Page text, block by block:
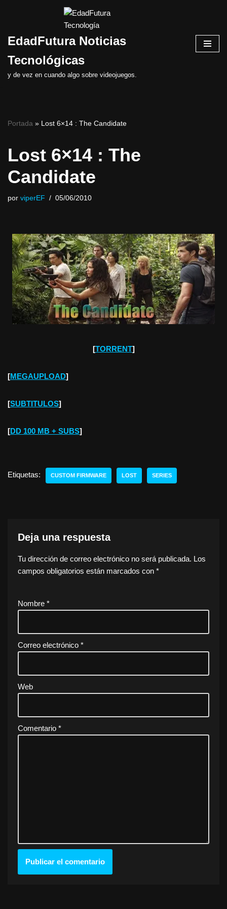
al
EdadFutura Noticias
Tecnológicas
y de vez en cuando algo sobre videojuegos.
Portada » Lost 6×14 : The Candidate
Lost 6×14 : The
Candidate
por viperEF 05/06/2010
[TORRENT]
[MEGAUPLOAD]
[SUBTITULOS]
[DD 100 MB + SUBS]
Etiquetas: CUSTOM FIRMWARE LOST SERIES
Deja una respuesta
Tu dirección de correo electrónico no será publicada. Los
campos obligatorios están marcados con *
Nombre *
Correo electrónico *
Web
Comentario *